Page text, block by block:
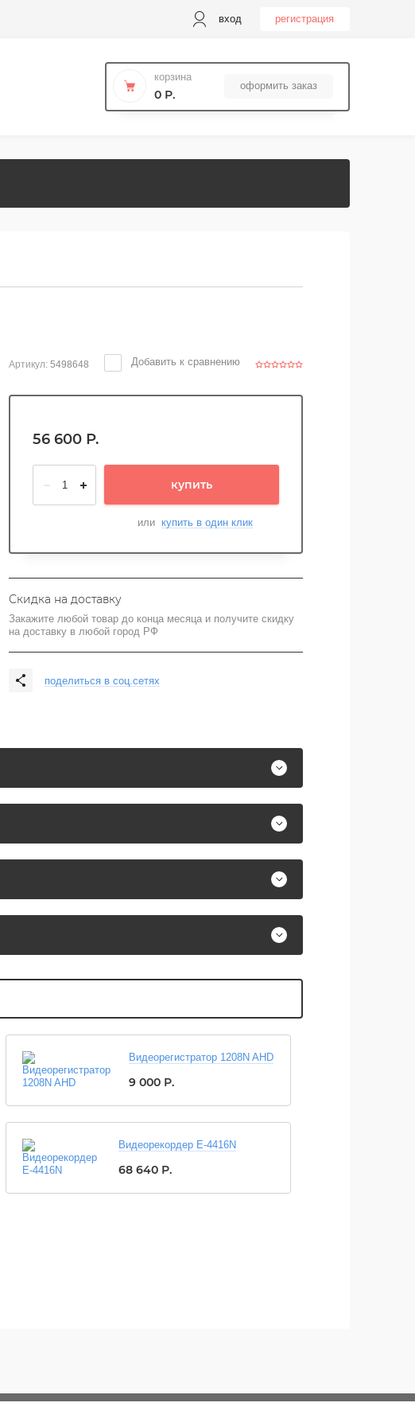
вход регистрация
корзина
0 Р.
оформить заказ
Добавить к сравнению
Артикул: 5498648
56 600 Р.
купить
или купить в один клик
Скидка на доставку
Закажите любой товар до конца месяца и получите скидку
на доставку в любой город РФ
поделиться в соц.сетях
Видеорегистратор 1208N AHD
9 000 Р.
Видеорекордер E-4416N
68 640 Р.